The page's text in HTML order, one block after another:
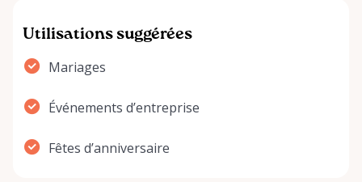
Utilisations suggérées
Mariages
Événements d’entreprise
Fêtes d’anniversaire